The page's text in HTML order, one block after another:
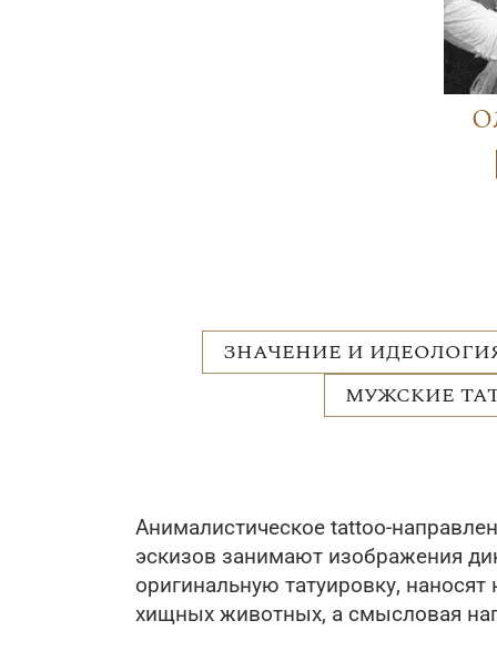
ЗНАЧЕНИЕ И
МУЖСКИЕ
Анималистическое tattoo-
эскизов занимают изображения
оригинальную татуировку,
хищных животных, а смысловая